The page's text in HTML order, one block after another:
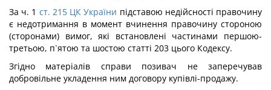
За ч. 1 ст. 215 ЦК України підставою недійсності правочину
є недотримання в момент вчинення правочину стороною
(сторонами) вимог, які встановлені частинами першою-
третьою, п`ятою та шостою статті 203 цього Кодексу.
Згідно матеріалів справи позивач не заперечував
добровільне укладення ним договору купівлі-продажу.